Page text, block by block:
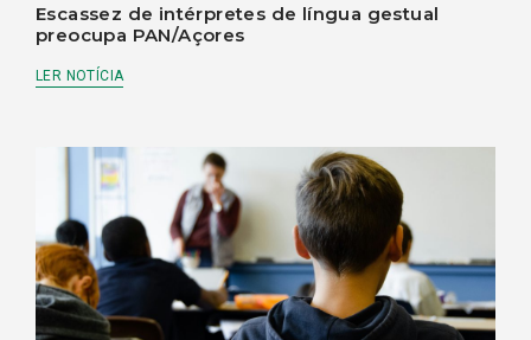
Escassez de intérpretes de língua gestual
preocupa PAN/Açores
LER NOTÍCIA